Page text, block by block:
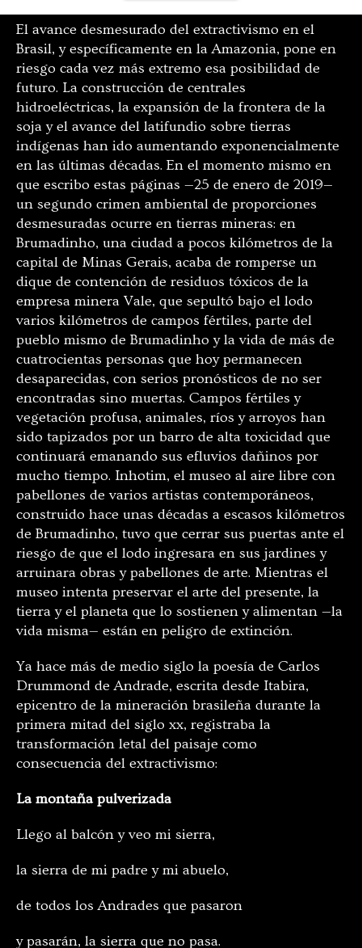
El avance desmesurado del extractivismo en el
Brasil, y específicamente en la Amazonia, pone en
riesgo cada vez más extremo esa posibilidad de
futuro. La construcción de centrales
hidroeléctricas, la expansión de la frontera de la
soja y el avance del latifundio sobre tierras
indígenas han ido aumentando exponencialmente
en las últimas décadas. En el momento mismo en
que escribo estas páginas —25 de enero de 2019—
un segundo crimen ambiental de proporciones
desmesuradas ocurre en tierras mineras: en
Brumadinho, una ciudad a pocos kilómetros de la
capital de Minas Gerais, acaba de romperse un
dique de contención de residuos tóxicos de la
empresa minera Vale, que sepultó bajo el lodo
varios kilómetros de campos fértiles, parte del
pueblo mismo de Brumadinho y la vida de más de
cuatrocientas personas que hoy permanecen
desaparecidas, con serios pronósticos de no ser
encontradas sino muertas. Campos fértiles y
vegetación profusa, animales, ríos y arroyos han
sido tapizados por un barro de alta toxicidad que
continuará emanando sus efluvios dañinos por
mucho tiempo. Inhotim, el museo al aire libre con
pabellones de varios artistas contemporáneos,
construido hace unas décadas a escasos kilómetros
de Brumadinho, tuvo que cerrar sus puertas ante el
riesgo de que el lodo ingresara en sus jardines y
arruinara obras y pabellones de arte. Mientras el
museo intenta preservar el arte del presente, la
tierra y el planeta que lo sostienen y alimentan —la
vida misma— están en peligro de extinción.
Ya hace más de medio siglo la poesía de Carlos
Drummond de Andrade, escrita desde Itabira,
epicentro de la mineración brasileña durante la
primera mitad del siglo xx, registraba la
transformación letal del paisaje como
consecuencia del extractivismo:
La montaña pulverizada
Llego al balcón y veo mi sierra,
la sierra de mi padre y mi abuelo,
de todos los Andrades que pasaron
y pasarán, la sierra que no pasa.